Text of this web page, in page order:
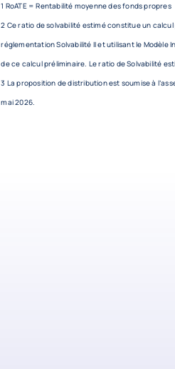
1 RoATE = Rentabilité moyenne des fonds propres
2 Ce ratio de solvabilité estimé constitue un
réglementation Solvabilité II et utilisant le
de ce calcul préliminaire. Le ratio de Solvabilité
3 La proposition de distribution est soumise à
mai 2026.